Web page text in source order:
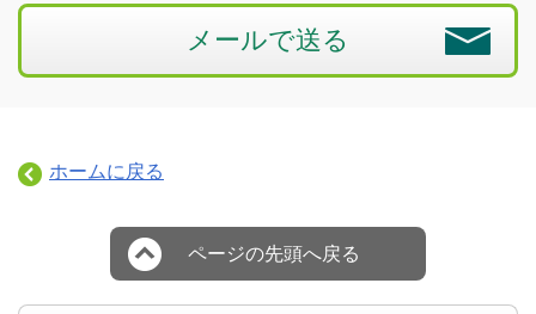
メールで送る
ホームに戻る
ページの先頭へ戻る